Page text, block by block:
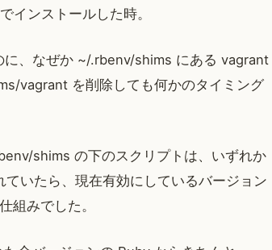
インストールした時。
、なぜか ~/.rbenv/shims にある vagrant
vagrant を削除しても何かのタイミング
shims の下のスクリプトは、いずれか
いたら、現在有効にしているバージョン
組みでした。